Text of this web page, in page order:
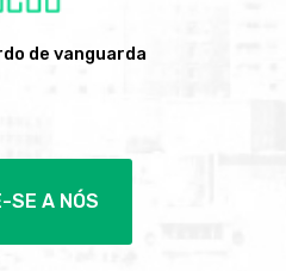
de vanguarda
SE A NÓS